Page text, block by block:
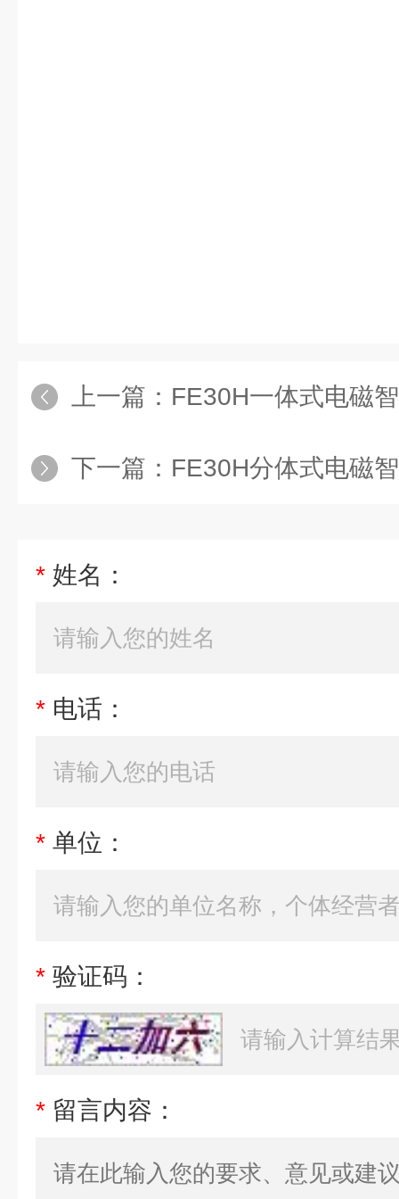
上一篇： FE30H一体式电磁
下一篇： FE30H分体式电磁
* 姓名：
* 电话：
* 单位：
* 验证码：
* 留言内容：